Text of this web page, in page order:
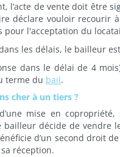
l’acte de vente doit être
déclare vouloir recourir
pour l'acceptation du
les délais, le bailleur
dans le délai de 4
terme du bail.
cher à un tiers ?
mise en
décide de vendre
d’un second droit
réception.